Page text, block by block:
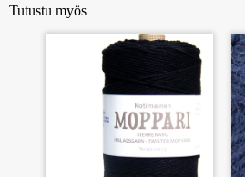
Tutustu myös